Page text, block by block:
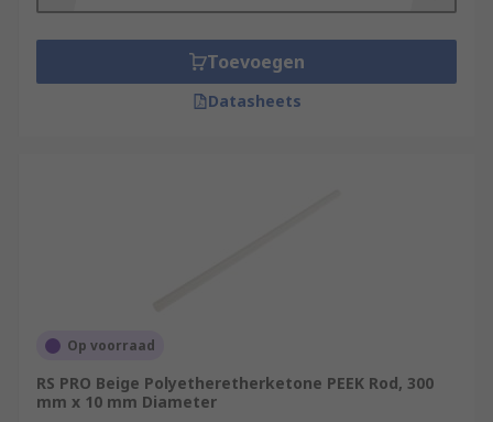
Toevoegen
Datasheets
Op voorraad
RS PRO Beige Polyetheretherketone PEEK Rod, 300
mm x 10 mm Diameter